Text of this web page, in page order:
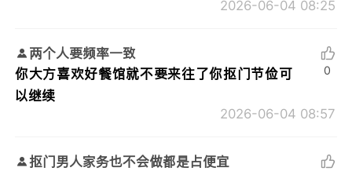
2026-06-04 08:25
两个人要频率一致
你大方喜欢好餐馆就不要来往了你抠门节俭可
以继续
2026-06-04 08:57
0
抠门男人家务也不会做都是占便宜